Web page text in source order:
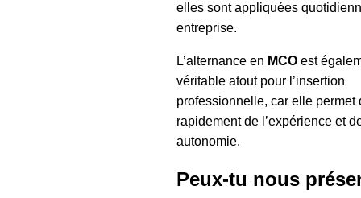
elles sont appliquées
entreprise.
L’alternance en MCO est
véritable atout pour l’insertion
professionnelle, car elle permet
rapidement de l’expérience et
autonomie.
Peux-tu nous